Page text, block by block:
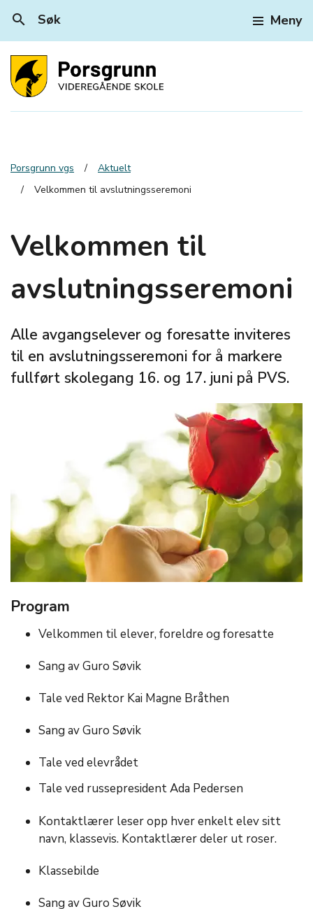
search Søk Meny
Porsgrunn vgs
Aktuelt
Velkommen til avslutningsseremoni
Velkommen til
avslutningsseremoni
Alle avgangselever og foresatte inviteres
til en avslutningsseremoni for å markere
fullført skolegang 16. og 17. juni på PVS.
Program
Velkommen til elever, foreldre og foresatte
Sang av Guro Søvik
Tale ved Rektor Kai Magne Bråthen
Sang av Guro Søvik
Tale ved elevrådet
Tale ved russepresident Ada Pedersen
Kontaktlærer leser opp hver enkelt elev sitt
navn, klassevis. Kontaktlærer deler ut roser.
Klassebilde
Sang av Guro Søvik